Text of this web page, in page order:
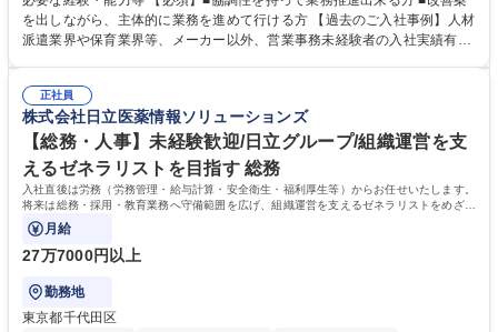
て業務を覚えていただくことが可能です。業務システムがきちんと構築さ
れているため、スムーズに仕事に慣れることができる環境です。また、
募集職種 【大阪・京都・滋賀】営業事務 ※未経験可
を出しながら、主体的に業務を進めて行ける方 【過去のご入社事例】人材
派遣業界や保育業界等、メーカー以外、営業事務未経験者の入社実績有
えて、お客様や社員の状況に合わせ、能動的なサポート、改善の動きも期
待され。組織を支えるスペシャリストとして、チームに貢献し、結果的に
社員から頼られる存在になることができます。平均19:30の退勤以降の業
務の持ち帰りも禁止されており、メリハリのある働き方となります。 学
歴・資格 学歴：大学院 大学 高専 短大 語学力： 資格：
正社員
株式会社日立医薬情報ソリューションズ
【総務・人事】未経験歓迎/日立グループ/組織運営を支
えるゼネラリストを目指す 総務
入社直後は労務（労務管理・給与計算・安全衛生・福利厚生等）からお任せいたします。
将来は総務・採用・教育業務へ守備範囲を広げ、組織運営を支えるゼネラリストをめざせ
ます。
月給
27万7000円以上
勤務地
東京都千代田区